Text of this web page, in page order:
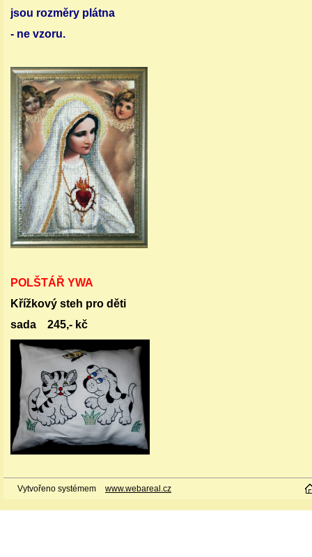
jsou rozměry plátna
- ne vzoru.
POLŠTÁŘ YWA
Křížkový steh pro děti
sada 245,- kč
Vytvořeno systémem www.webareal.cz